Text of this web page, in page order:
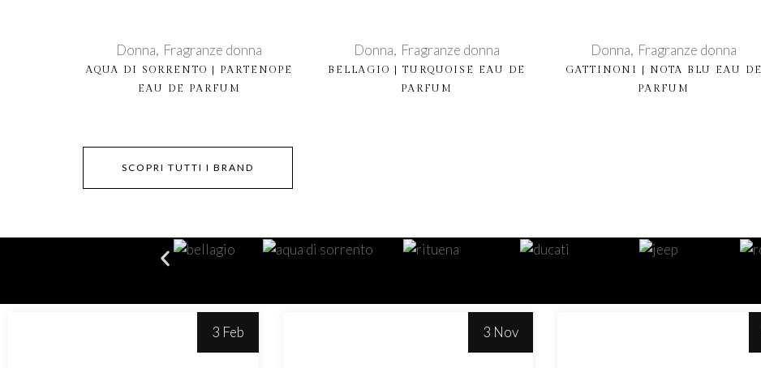
Donna Fragranze donna
AQUA DI SORRENTO | PARTENOPE
EAU DE PARFUM
Donna Fragranze donna
BELLAGIO | TURQUOISE EAU DE
PARFUM
Donna Fragranze donna
GATTINONI | NOTA BLU EAU DE
PARFUM
SCOPRI TUTTI I BRAND
3 Feb 3 Nov